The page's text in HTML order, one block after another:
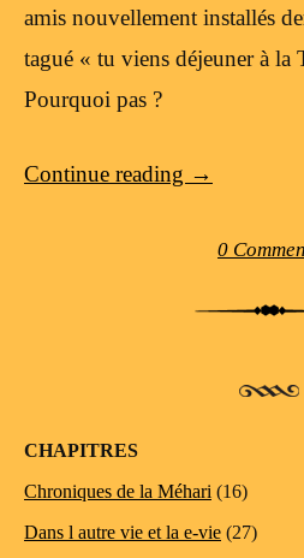
amis nouvellement installés
tagué « tu viens déjeuner à la
Pourquoi pas ?
Continue reading →
0
CHAPITRES
Chroniques de la Méhari (16)
Dans l autre vie et la e-vie (27)